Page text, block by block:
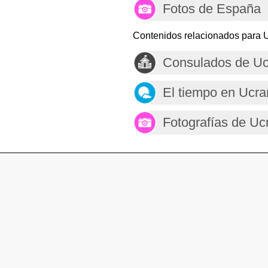
Fotos de España
Contenidos relacionados para
Consulados de
El tiempo en
Fotografías de